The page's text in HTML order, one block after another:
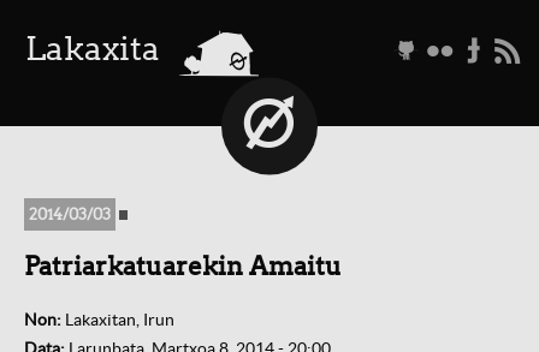
Lakaxita a g f t r
2014/03/03
Patriarkatuarekin Amaitu
Non: Lakaxitan, Irun
Data: Larunbata, Martxoa 8, 2014 - 20:00